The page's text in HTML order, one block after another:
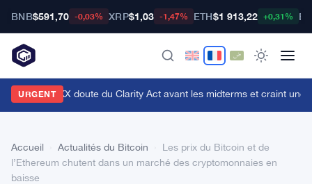
BNB$591,70 -0,03% XRP$1,03 -1,47% ETH$1 913,22 +0,31%
URGENT
cadre d'OKX doute du Clarity Act avant les midterms et craint une
Accueil Actualités du Bitcoin
Les prix du Bitcoin et de
l’Ethereum chutent dans un marché des cryptomonnaies en
baisse